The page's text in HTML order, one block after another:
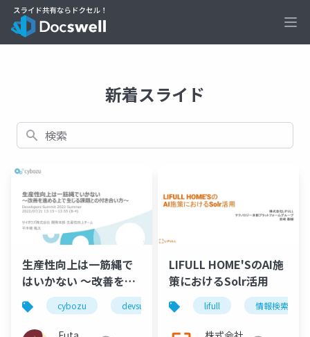
新着スライド
検索
生産性向上は一筋縄で
はいかない 〜改善を進
める上で生じる課題と
の付き合い方〜
cybozu devsumi productivity
LIFULL HOME'SのAI施
策におけるSolr活用
lifull 情報検索